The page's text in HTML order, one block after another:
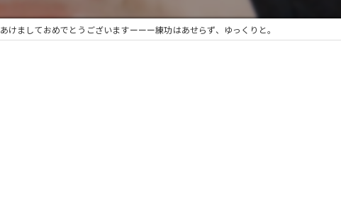
あけましておめでとうございますーーー練功はあせらず、ゆっくりと。